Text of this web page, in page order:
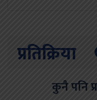
प्रतिक्रिया
कुनै पनि